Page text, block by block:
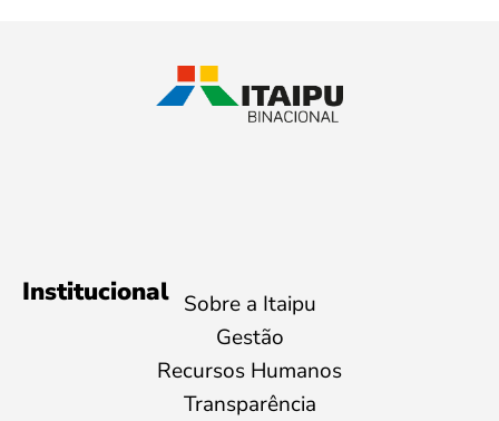
Institucional Sobre a Itaipu
Gestão
Recursos Humanos
Transparência